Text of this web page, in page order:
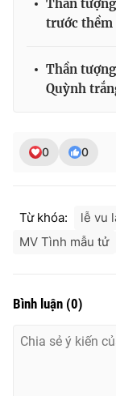
Thần
trước thềm
Thần
Quỳnh
0 0
Từ khóa: lễ vu
MV Tình mẫu tử
Bình luận (0)